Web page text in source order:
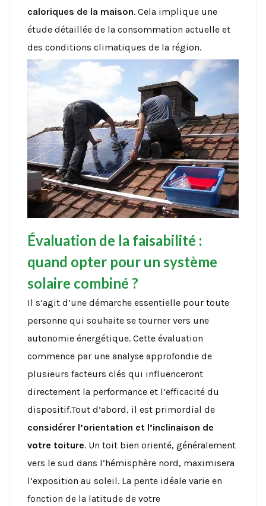
caloriques de la maison. Cela implique une
étude détaillée de la consommation actuelle et
des conditions climatiques de la région.
Évaluation de la faisabilité :
quand opter pour un système
solaire combiné ?
Il s’agit d’une démarche essentielle pour toute
personne qui souhaite se tourner vers une
autonomie énergétique. Cette évaluation
commence par une analyse approfondie de
plusieurs facteurs clés qui influenceront
directement la performance et l’efficacité du
dispositif.Tout d’abord, il est primordial de
considérer l’orientation et l’inclinaison de
votre toiture. Un toit bien orienté, généralement
vers le sud dans l’hémisphère nord, maximisera
l’exposition au soleil. La pente idéale varie en
fonction de la latitude de votre